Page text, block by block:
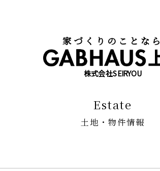
家づくりのことなら
株式会社SEIRYOU
estate
土地・物件情報